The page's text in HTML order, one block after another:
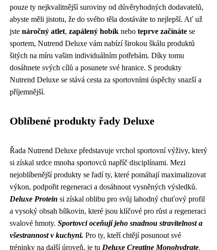
pouze ty nejkvalitnější suroviny od důvěryhodných dodavatelů,
abyste měli jistotu, že do svého těla dostáváte to nejlepší. Ať už
jste náročný atlet, zapálený hobík nebo teprve začínáte se
sportem, Nutrend Deluxe vám nabízí širokou škálu produktů
šitých na míru vašim individuálním potřebám. Díky tomu
dosáhnete svých cílů a posunete své hranice. S produkty
Nutrend Deluxe se stává cesta za sportovními úspěchy snazší a
příjemnější.
Oblíbené produkty řady Deluxe
Řada Nutrend Deluxe představuje vrchol sportovní výživy, který
si získal srdce mnoha sportovců napříč disciplínami. Mezi
nejoblíbenější produkty se řadí ty, které pomáhají maximalizovat
výkon, podpořit regeneraci a dosáhnout vysněných výsledků.
Deluxe Protein si získal oblibu pro svůj lahodný chuťový profil
a vysoký obsah bílkovin, které jsou klíčové pro růst a regeneraci
svalové hmoty. Sportovci oceňují jeho snadnou stravitelnost a
všestrannost v kuchyni. Pro ty, kteří chtějí posunout své
tréninky na další úroveň, je tu Deluxe Creatine Monohydrate.